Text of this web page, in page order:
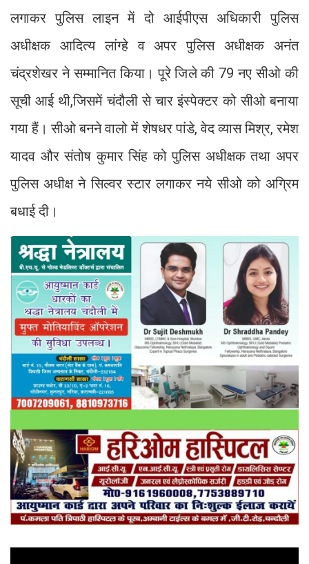
लगाकर पुलिस लाइन में दो आईपीएस अधिकारी पुलिस
अधीक्षक आदित्य लांग्हे व अपर पुलिस अधीक्षक अनंत
चंद्रशेखर ने सम्मानित किया। पूरे जिले की 79 नए सीओ की
सूची आई थी,जिसमें चंदौली से चार इंस्पेक्टर को सीओ बनाया
गया हैं। सीओ बनने वालो में शेषधर पांडे, वेद व्यास मिश्र, रमेश
यादव और संतोष कुमार सिंह को पुलिस अधीक्षक तथा अपर
पुलिस अधीक्ष ने सिल्वर स्टार लगाकर नये सीओ को अग्रिम
बधाई दी।